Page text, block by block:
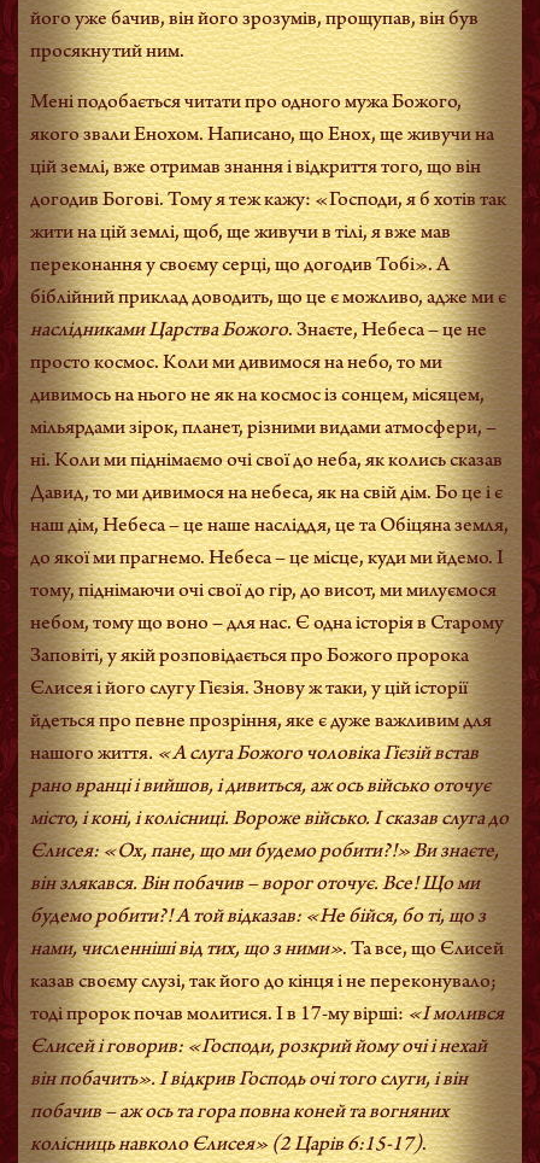
його уже бачив, він його зрозумів, прощупав, він був
просякнутий ним.
Мені подобається читати про одного мужа Божого,
якого звали Енохом. Написано, що Енох, ще живучи на
цій землі, вже отримав знання і відкриття того, що він
догодив Богові. Тому я теж кажу: «Господи, я б хотів так
жити на цій землі, щоб, ще живучи в тілі, я вже мав
переконання у своєму серці, що догодив Тобі». А
біблійний приклад доводить, що це є можливо, адже ми є
наслідниками Царства Божого. Знаєте, Небеса – це не
просто космос. Коли ми дивимося на небо, то ми
дивимось на нього не як на космос із сонцем, місяцем,
мільярдами зірок, планет, різними видами атмосфери, –
ні. Коли ми піднімаємо очі свої до неба, як колись сказав
Давид, то ми дивимося на небеса, як на свій дім. Бо це і є
наш дім, Небеса – це наше насліддя, це та Обіцяна земля,
до якої ми прагнемо. Небеса – це місце, куди ми йдемо. І
тому, піднімаючи очі свої до гір, до висот, ми милуємося
небом, тому що воно – для нас. Є одна історія в Старому
Заповіті, у якій розповідається про Божого пророка
Єлисея і його слугу Гієзія. Знову ж таки, у цій історії
йдеться про певне прозріння, яке є дуже важливим для
нашого життя. «А слуга Божого чоловіка Гієзій встав
рано вранці і вийшов, і дивиться, аж ось військо оточує
місто, і коні, і колісниці. Вороже військо. І сказав слуга до
Єлисея: «Ох, пане, що ми будемо робити?!» Ви знаєте,
він злякався. Він побачив – ворог оточує. Все! Що ми
будемо робити?! А той відказав: «Не бійся, бо ті, що з
нами, численніші від тих, що з ними». Та все, що Єлисей
казав своєму слузі, так його до кінця і не переконувало;
тоді пророк почав молитися. І в 17-му вірші:«І молився
Єлисей і говорив: «Господи, розкрий йому очі і нехай
він побачить». І відкрив Господь очі того слуги, і він
побачив – аж ось та гора повна коней та вогняних
колісниць навколо Єлисея»(2 Царів 6:15-17).